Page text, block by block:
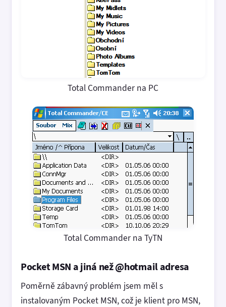
Total Commander na PC
Total Commander na TyTN
Pocket MSN a jiná než @hotmail adresa
Poměrně zábavný problém jsem měl s
instalovaným Pocket MSN, což je klient pro MSN,